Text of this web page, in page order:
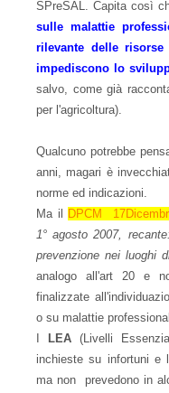
SPreSAL. Capita così
sulle malattie
rilevante delle
impediscono lo
salvo, come già
per l'agricoltura).
Qualcuno potrebbe
anni, magari è
norme ed indicazioni.
Ma il
DPCM
1° agosto 2007,
prevenzione nei luoghi
analogo all'art 20 e
finalizzate
o su malattie
LEA (Livelli
inchieste su infortuni e
ma non prevedono in